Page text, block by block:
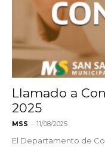
Llamado a
2025
MSS - 11/08/2025
El Departamento de